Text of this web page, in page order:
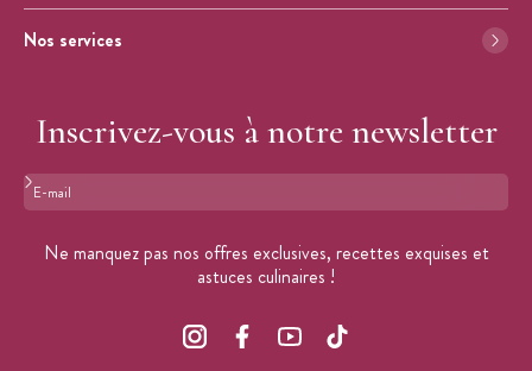
Nos services
Inscrivez-vous à notre newsletter
Format : adresse@email.com
Ne manquez pas nos offres exclusives, recettes exquises et
astuces culinaires !